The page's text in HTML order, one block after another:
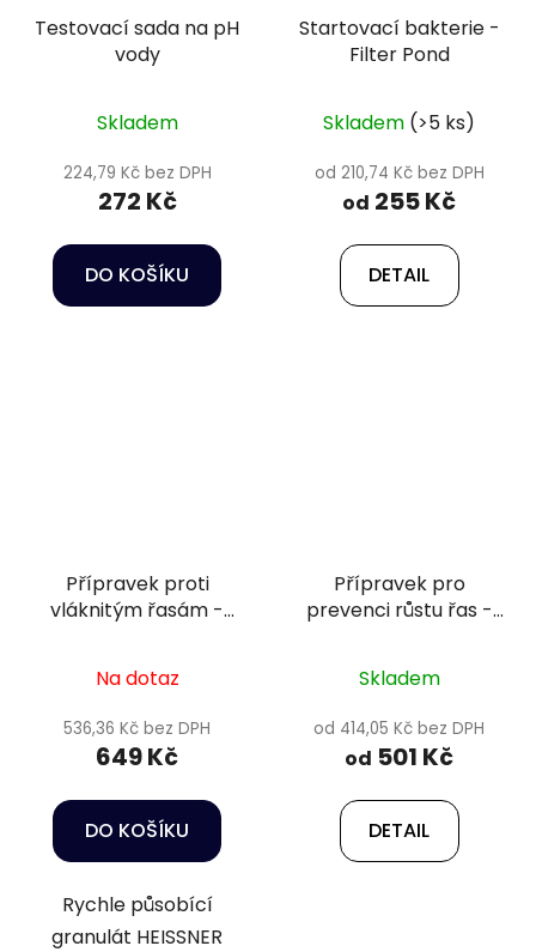
Testovací sada na pH
vody
Skladem
224,79 Kč bez DPH
272 Kč
DO KOŠÍKU
Startovací bakterie -
Filter Pond
Skladem (>5 ks)
od 210,74 Kč bez DPH
od 255 Kč
DETAIL
Přípravek proti
vláknitým řasám -
Na dotaz
536,36 Kč bez DPH
649 Kč
DO KOŠÍKU
Rychle působící
granulát HEISSNER
Přípravek pro
prevenci růstu řas -
Skladem
od 414,05 Kč bez DPH
od 501 Kč
DETAIL